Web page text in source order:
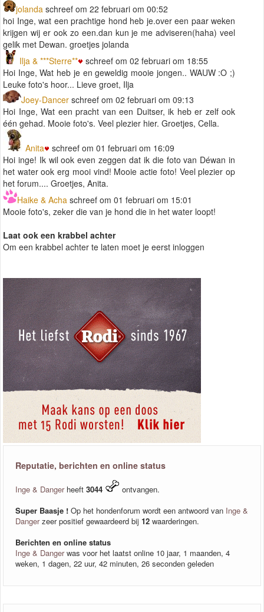
jolanda schreef om 22 februari om 00:52
hoi Inge, wat een prachtige hond heb je.over een paar weken
krijgen wij er ook zo een.dan kun je me adviseren(haha) veel
gelik met Dewan. groetjes jolanda
Ilja & ***Sterre**
schreef om 02 februari om 18:55
Hoi Inge, Wat heb je en geweldig mooie jongen.. WAUW :O ;)
Leuke foto's hoor... Lieve groet, Ilja
Joey-Dancer schreef om 02 februari om 09:13
Hoi Inge, Wat een pracht van een Duitser, ik heb er zelf ook
één gehad. Mooie foto's. Veel plezier hier. Groetjes, Cella.
Anita
schreef om 01 februari om 16:09
Hoi inge! Ik wil ook even zeggen dat ik die foto van Déwan in
het water ook erg mooi vind! Mooie actie foto! Veel plezier op
het forum.... Groetjes, Anita.
Haike & Acha schreef om 01 februari om 15:01
Mooie foto's, zeker die van je hond die in het water loopt!
Laat ook een krabbel achter
Om een krabbel achter te laten moet je eerst inloggen
Reputatie, berichten en online status
Inge & Dangerheeft 3044
ontvangen.
Super Baasje ! Op het hondenforum wordt een antwoord van Inge &
Dangerzeer positief gewaardeerd bij 12 waarderingen.
Berichten en online status
Inge & Dangerwas voor het laatst online 10 jaar, 1 maanden, 4
weken, 1 dagen, 22 uur, 42 minuten, 26 seconden geleden